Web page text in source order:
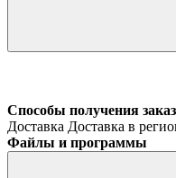
Способы получения
Доставка Доставка в
Файлы и программы